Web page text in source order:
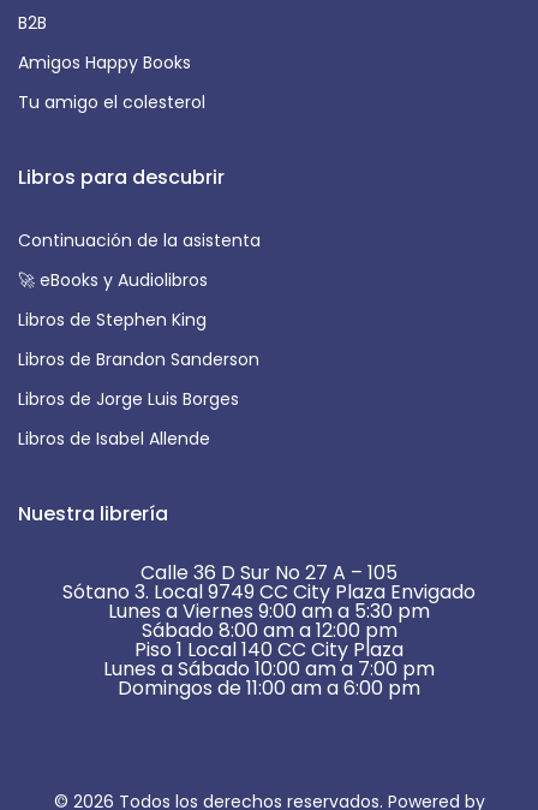
B2B
Amigos Happy Books
Tu amigo el colesterol
Libros para descubrir
Continuación de la asistenta
🚀 eBooks y Audiolibros
Libros de Stephen King
Libros de Brandon Sanderson
Libros de Jorge Luis Borges
Libros de Isabel Allende
Nuestra librería
Calle 36 D Sur No 27 A – 105
Sótano 3. Local 9749 CC City Plaza Envigado
Lunes a Viernes 9:00 am a 5:30 pm
Sábado 8:00 am a 12:00 pm
Piso 1 Local 140 CC City Plaza
Lunes a Sábado 10:00 am a 7:00 pm
Domingos de 11:00 am a 6:00 pm
© 2026 Todos los derechos reservados. Powered by